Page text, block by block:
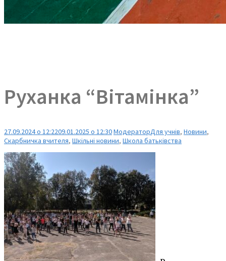
Руханка “Вітамінка”
27.09.2024 о 12:2209.01.2025 о 12:30МодераторДля учнів, Новини,
Скарбничка вчителя, Шкільні новини, Школа батьківства